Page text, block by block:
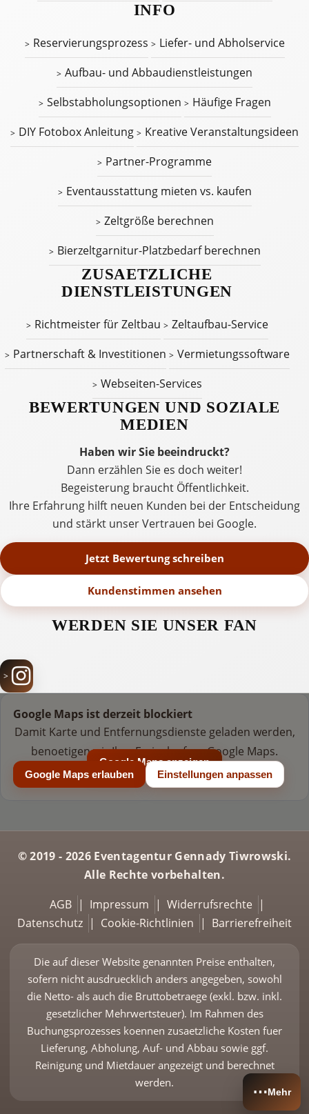
INFO
Reservierungsprozess
Liefer- und Abholservice
Aufbau- und Abbaudienstleistungen
Selbstabholungsoptionen
Häufige Fragen
DIY Fotobox Anleitung
Kreative Veranstaltungsideen
Partner-Programme
Eventausstattung mieten vs. kaufen
Zeltgröße berechnen
Bierzeltgarnitur-Platzbedarf berechnen
ZUSAETZLICHE
DIENSTLEISTUNGEN
Richtmeister für Zeltbau
Zeltaufbau-Service
Partnerschaft & Investitionen
Vermietungssoftware
Webseiten-Services
BEWERTUNGEN UND SOZIALE
MEDIEN
Haben wir Sie beeindruckt?
Dann erzählen Sie es doch weiter!
Begeisterung braucht Öffentlichkeit.
Ihre Erfahrung hilft neuen Kunden bei der Entscheidung
und stärkt unser Vertrauen bei Google.
Jetzt Bewertung schreiben
Kundenstimmen ansehen
WERDEN SIE UNSER FAN
Google Maps anzeigen
Google Maps ist derzeit blockiert
Damit Karte und Entfernungsdienste geladen werden,
benoetigen wir Ihre Freigabe fuer Google Maps.
Google Maps erlauben Einstellungen anpassen
© 2019 - 2026 Eventagentur Gennady Tiwrowski.
Alle Rechte vorbehalten.
AGB | Impressum | Widerrufsrechte
|
Datenschutz | Cookie-Richtlinien | Barrierefreiheit
Die auf dieser Website genannten Preise enthalten,
sofern nicht ausdruecklich anders angegeben, sowohl
die Netto- als auch die Bruttobetraege (exkl. bzw. inkl.
gesetzlicher Mehrwertsteuer). Im Rahmen des
Buchungsprozesses koennen zusaetzliche Kosten fuer
Lieferung, Abholung, Auf- und Abbau sowie ggf.
Reinigung und Mietdauer angezeigt und berechnet
werden.
⋯Mehr